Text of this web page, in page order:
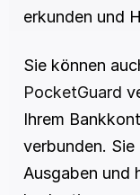
erkunden und
PocketGuard
Ihrem
verbunden.
Ausgaben und